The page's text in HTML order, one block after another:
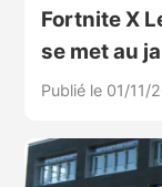
Fortnite X
se met au
Publié le 01/11/